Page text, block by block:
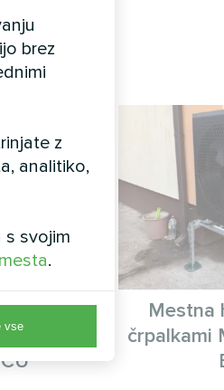
Mestna
črpalkami
brez
z
analitiko,
svojim
.
vse